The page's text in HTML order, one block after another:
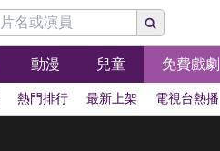
動漫 兒童 免費戲劇
熱門排行 最新上架 電視台熱播